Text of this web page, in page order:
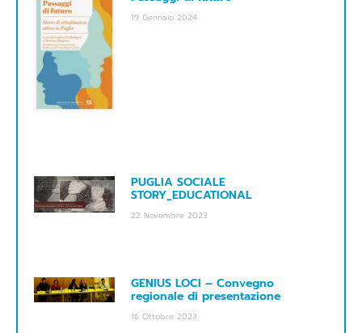
19 Gennaio 2024
PUGLIA SOCIALE
STORY_EDUCATIONAL
22 Novembre 2023
GENIUS LOCI – Convegno
regionale di presentazione
16 Ottobre 2023